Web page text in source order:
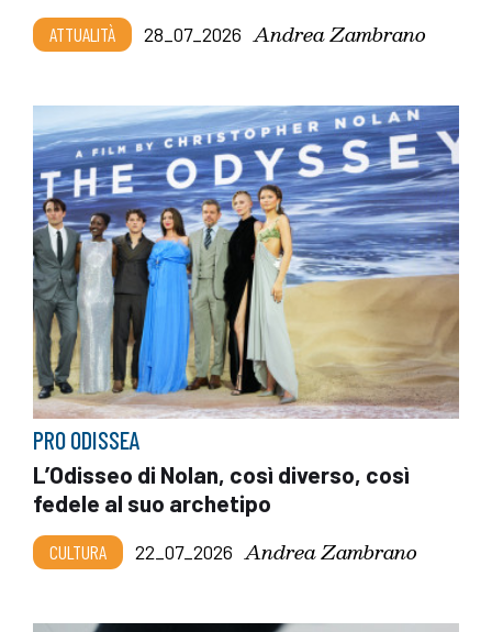
ATTUALITÀ 28_07_2026 Andrea Zambrano
PRO ODISSEA
L’Odisseo di Nolan, così diverso, così
fedele al suo archetipo
CULTURA 22_07_2026 Andrea Zambrano